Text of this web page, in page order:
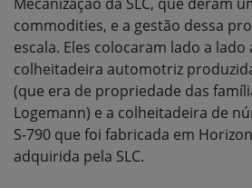
commodities, e a gestão dessa
escala. Eles colocaram lado a
colheitadeira automotriz
(que era de propriedade das
Logemann) e a colheitadeira de
S-790 que foi fabricada em
adquirida pela SLC.